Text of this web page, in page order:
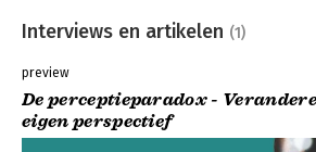
Interviews en artikelen (1)
preview
De perceptieparadox -
eigen perspectief